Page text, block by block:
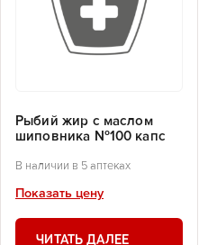
Рыбий жир с маслом
шиповника №100 капс
В наличии в 5 аптеках
Показать цену
ЧИТАТЬ ДАЛЕЕ